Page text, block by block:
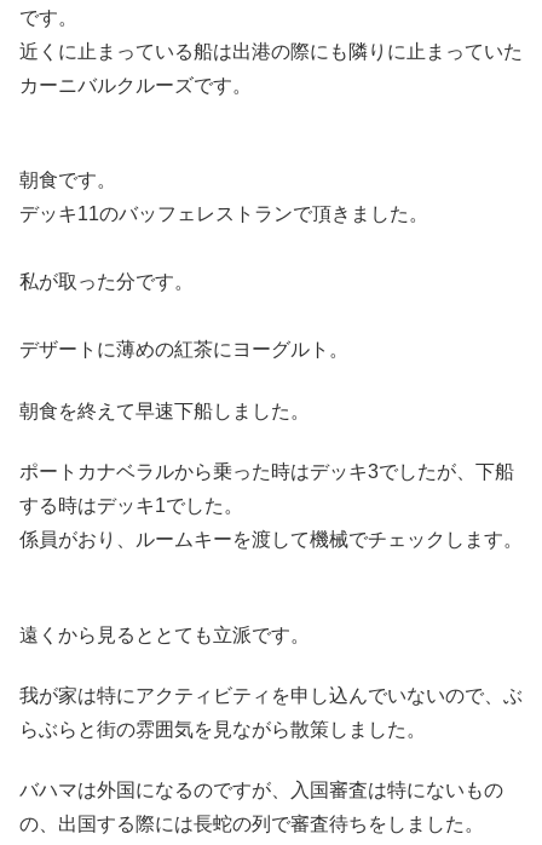
です。
近くに止まっている船は出港の際にも隣りに止まっていた
カーニバルクルーズです。
朝食です。
デッキ11のバッフェレストランで頂きました。
私が取った分です。
デザートに薄めの紅茶にヨーグルト。
朝食を終えて早速下船しました。
ポートカナベラルから乗った時はデッキ3でしたが、下船
する時はデッキ1でした。
係員がおり、ルームキーを渡して機械でチェックします。
遠くから見るととても立派です。
我が家は特にアクティビティを申し込んでいないので、ぶ
らぶらと街の雰囲気を見ながら散策しました。
バハマは外国になるのですが、入国審査は特にないもの
の、出国する際には長蛇の列で審査待ちをしました。